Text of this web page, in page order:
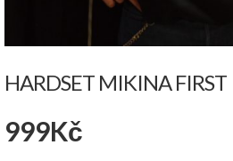
HARDSET MIKINA FIRST
999Kč